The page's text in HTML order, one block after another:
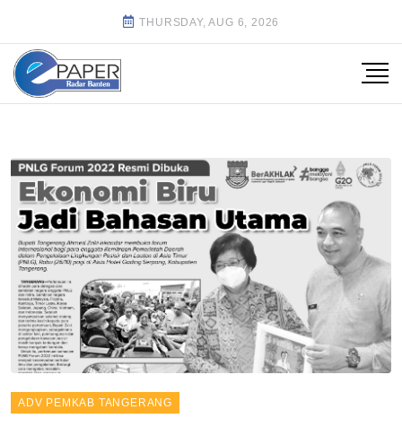
THURSDAY, AUG 6, 2026
ADV PEMKAB TANGERANG